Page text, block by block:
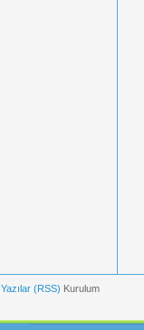
Yazılar (RSS) Kurulum